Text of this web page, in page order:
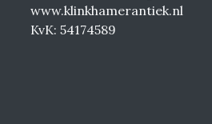
www.klinkhamerantiek.nl
KvK: 54174589